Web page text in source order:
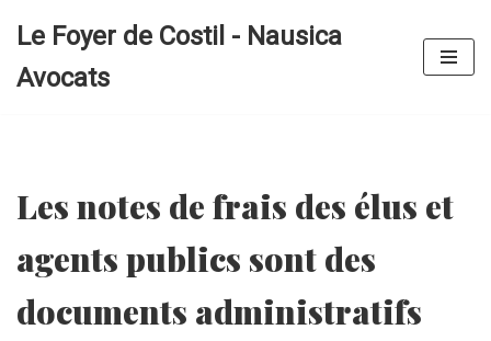
au
Le Foyer de Costil - Nausica
Avocats
Les notes de frais des élus et
agents publics sont des
documents administratifs